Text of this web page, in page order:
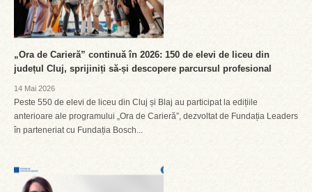
„Ora de Carieră” continuă în 2026: 150 de elevi de liceu din
județul Cluj, sprijiniți să-și descopere parcursul profesional
14 Mai 2026
Peste 550 de elevi de liceu din Cluj și Blaj au participat la edițiile
anterioare ale programului „Ora de Carieră”, dezvoltat de Fundația Leaders
în parteneriat cu Fundația Bosch...